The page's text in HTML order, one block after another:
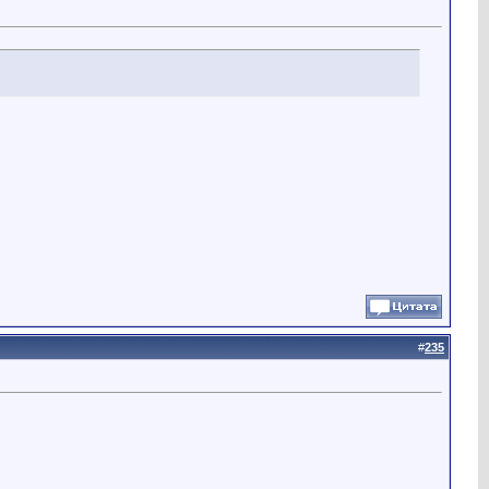
#235